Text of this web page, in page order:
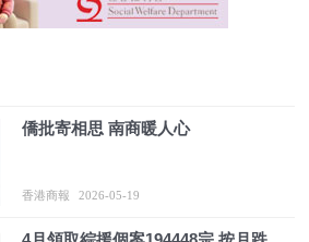
僑批寄相思 南商暖人心
香港商報 2026-05-19